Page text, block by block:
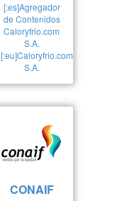
[:es]Agregador
de Contenidos
Caloryfrio.com
S.A.
[:eu]Caloryfrio.com
S.A.
CONAIF